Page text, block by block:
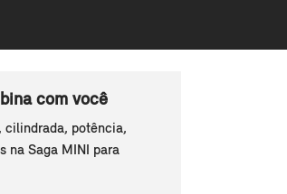
com você
cilindrada, potência,
na Saga MINI para